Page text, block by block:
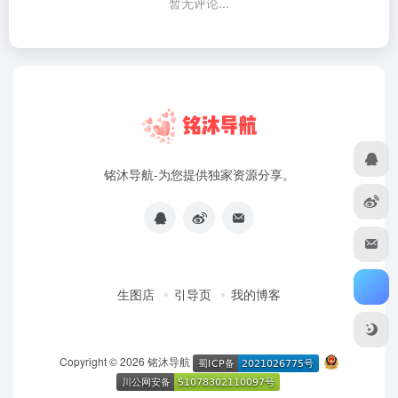
铭沐导航-为您提供独家资源分享。
生图店 引导页 我的博客
Copyright © 2026 铭沐导航